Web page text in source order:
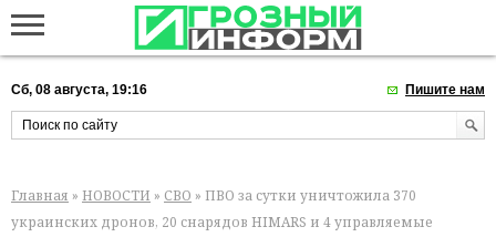
Сб, 08 августа, 19:16 Пишите нам
Главная » НОВОСТИ » СВО » ПВО за сутки уничтожила 370
украинских дронов, 20 снарядов HIMARS и 4 управляемые